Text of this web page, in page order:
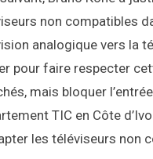
non compatibles
analogique vers la
pour faire respecter
mais bloquer
TIC en Côte
les téléviseurs non